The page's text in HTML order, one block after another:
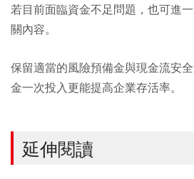
若目前面臨資金不足問題，也可進
關內容。
保留適當的風險預備金與現金流安
金一次投入更能提高企業存活率。
延伸閱讀